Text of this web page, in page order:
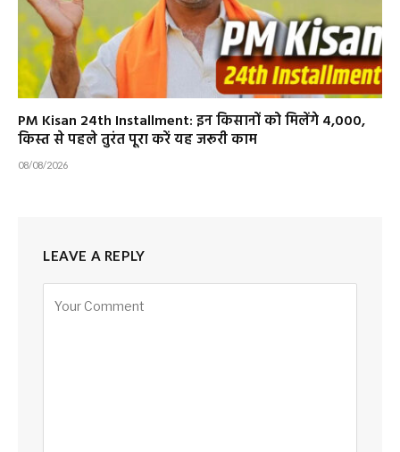
PM Kisan 24th Installment: इन किसानों को मिलेंगे ₹4,000,
किस्त से पहले तुरंत पूरा करें यह जरूरी काम
08/08/2026
LEAVE A REPLY